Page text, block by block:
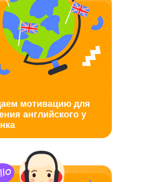
мотивацию для
английского у